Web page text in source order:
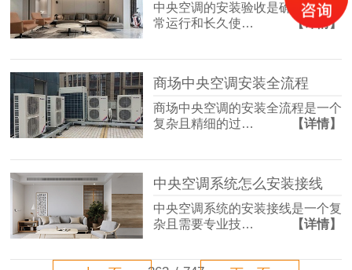
中央空调的安装验收是确保系统正
常运行和长久使…
【详情】
商场中央空调安装全流程
商场中央空调的安装全流程是一个
复杂且精细的过…
【详情】
中央空调系统怎么安装接线
中央空调系统的安装接线是一个复
杂且需要专业技…
【详情】